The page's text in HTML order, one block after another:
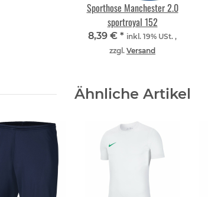
Sporthose Manchester 2.0
sportroyal 152
8,39 € * inkl. 19% USt. ,
zzgl. Versand
Ähnliche Artikel